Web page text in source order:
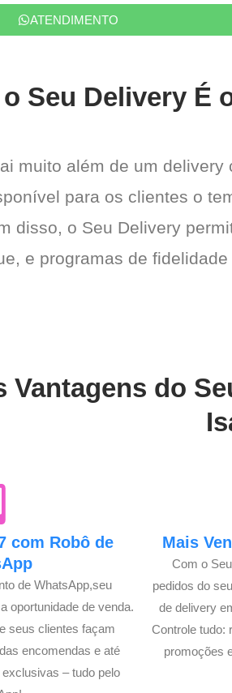
ATENDIMENTO
Seu Delivery É
muito além de um
para os clientes o
disso, o Seu Delivery
e programas de
Vantagens do
com Robô de
de WhatsApp,seu
oportunidade de venda.
seus clientes façam
encomendas e até
– tudo pelo
Mais
Com o
pedidos do
de delivery
Controle tudo:
promoções